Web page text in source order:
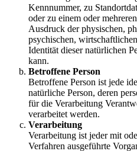
Kennnummer, zu
oder zu einem oder
Ausdruck der physischen,
psychischen,
Identität dieser natürlichen
kann.
Betroffene Person
Betroffene Person ist jede
natürliche Person, deren
für die Verarbeitung
verarbeitet werden.
Verarbeitung
Verarbeitung ist jeder mit
Verfahren ausgeführte